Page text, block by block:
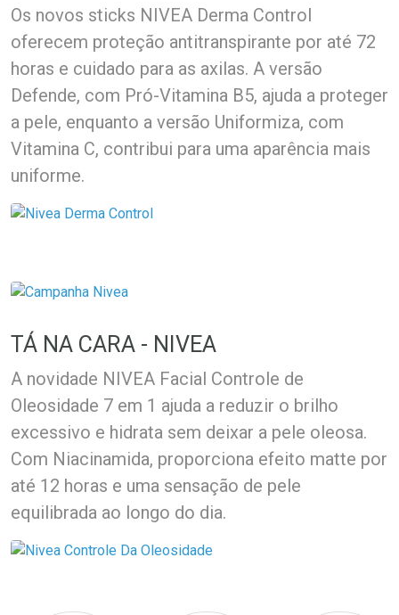
Os novos sticks NIVEA Derma Control
oferecem proteção antitranspirante por até 72
horas e cuidado para as axilas. A versão
Defende, com Pró-Vitamina B5, ajuda a proteger
a pele, enquanto a versão Uniformiza, com
Vitamina C, contribui para uma aparência mais
uniforme.
TÁ NA CARA - NIVEA
A novidade NIVEA Facial Controle de
Oleosidade 7 em 1 ajuda a reduzir o brilho
excessivo e hidrata sem deixar a pele oleosa.
Com Niacinamida, proporciona efeito matte por
até 12 horas e uma sensação de pele
equilibrada ao longo do dia.